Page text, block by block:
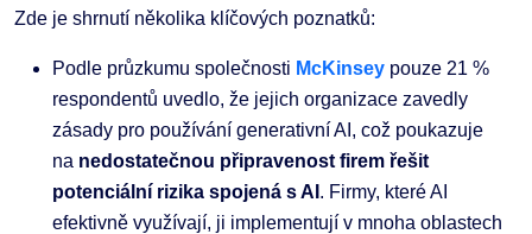
Zde je shrnutí několika klíčových poznatků:
Podle průzkumu společnosti McKinsey pouze 21 %
respondentů uvedlo, že jejich organizace zavedly
zásady pro používání generativní AI, což poukazuje
na nedostatečnou připravenost firem řešit
potenciální rizika spojená s AI ​​. Firmy, které AI
efektivně využívají, ji implementují v mnoha oblastech